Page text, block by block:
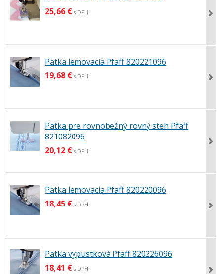
25,66 € s DPH
Pätka lemovacia Pfaff 820221096
19,68 € s DPH
Pätka pre rovnobežný rovný steh Pfaff
821082096
20,12 € s DPH
Pätka lemovacia Pfaff 820220096
18,45 € s DPH
Pätka výpustková Pfaff 820226096
18,41 € s DPH